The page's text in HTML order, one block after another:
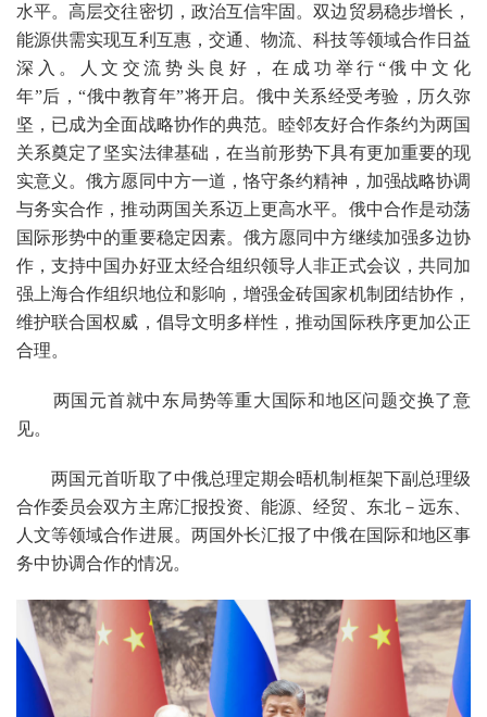
水平。高层交往密切，政治互信牢固。双边贸易稳步增长，
能源供需实现互利互惠，交通、物流、科技等领域合作日益
深入。人文交流势头良好，在成功举行“俄中文化
年”后，“俄中教育年”将开启。俄中关系经受考验，历久弥
坚，已成为全面战略协作的典范。睦邻友好合作条约为两国
关系奠定了坚实法律基础，在当前形势下具有更加重要的现
实意义。俄方愿同中方一道，恪守条约精神，加强战略协调
与务实合作，推动两国关系迈上更高水平。俄中合作是动荡
国际形势中的重要稳定因素。俄方愿同中方继续加强多边协
作，支持中国办好亚太经合组织领导人非正式会议，共同加
强上海合作组织地位和影响，增强金砖国家机制团结协作，
维护联合国权威，倡导文明多样性，推动国际秩序更加公正
合理。
两国元首就中东局势等重大国际和地区问题交换了意
见。
两国元首听取了中俄总理定期会晤机制框架下副总理级
合作委员会双方主席汇报投资、能源、经贸、东北－远东、
人文等领域合作进展。两国外长汇报了中俄在国际和地区事
务中协调合作的情况。